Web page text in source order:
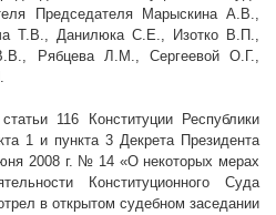
Председателя Марыскина А.В.,
Т.В., Данилюка С.Е., Изотко В.П.,
Рябцева Л.М., Сергеевой О.Г.,
116 Конституции Республики
1 и пункта 3 Декрета Президента
2008 г. № 14 «О некоторых мерах
Конституционного Суда
в открытом судебном заседании